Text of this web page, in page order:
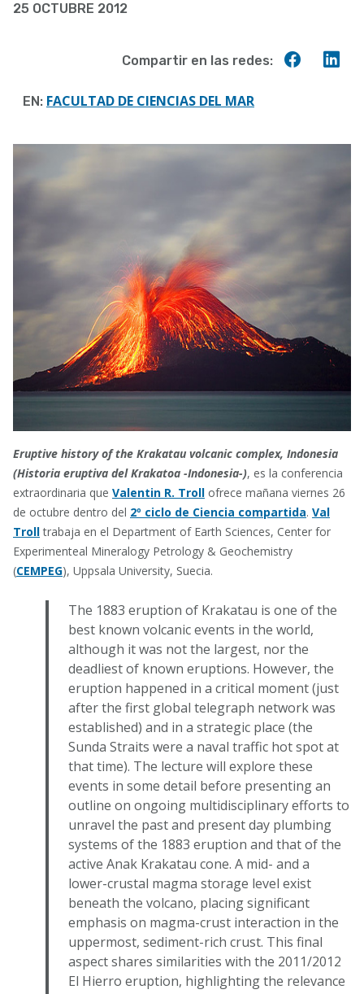
25 OCTUBRE 2012
Compartir en las redes:
EN: FACULTAD DE CIENCIAS DEL MAR
Eruptive history of the Krakatau volcanic complex, Indonesia
(Historia eruptiva del Krakatoa -Indonesia-), es la conferencia
extraordinaria que Valentin R. Troll ofrece mañana viernes 26
de octubre dentro del 2º ciclo de Ciencia compartida. Val
Trolltrabaja en el Department of Earth Sciences, Center for
Experimenteal Mineralogy Petrology & Geochemistry
(CEMPEG), Uppsala University, Suecia.
The 1883 eruption of Krakatau is one of the
best known volcanic events in the world,
although it was not the largest, nor the
deadliest of known eruptions. However, the
eruption happened in a critical moment (just
after the first global telegraph network was
established) and in a strategic place (the
Sunda Straits were a naval traffic hot spot at
that time). The lecture will explore these
events in some detail before presenting an
outline on ongoing multidisciplinary efforts to
unravel the past and present day plumbing
systems of the 1883 eruption and that of the
active Anak Krakatau cone. A mid- and a
lower-crustal magma storage level exist
beneath the volcano, placing significant
emphasis on magma-crust interaction in the
uppermost, sediment-rich crust. This final
aspect shares similarities with the 2011/2012
El Hierro eruption, highlighting the relevance